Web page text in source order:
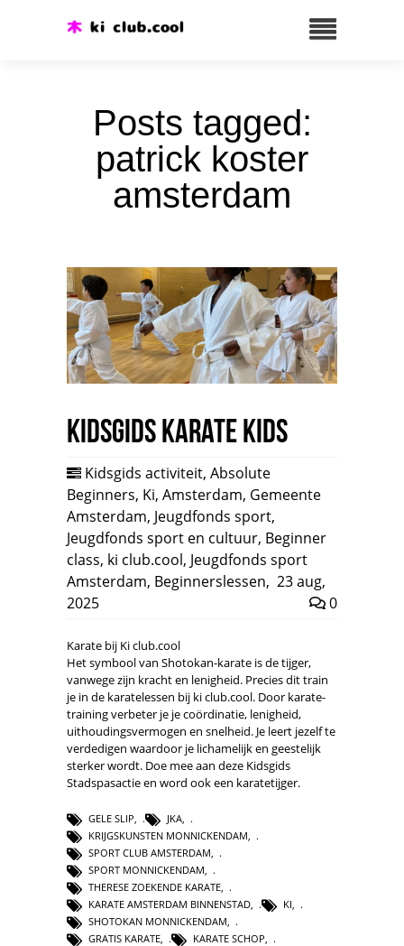
Posts tagged:
patrick koster
amsterdam
Kidsgids Karate Kids
Kidsgids activiteit, Absolute
Beginners, Ki, Amsterdam, Gemeente
Amsterdam, Jeugdfonds sport,
Jeugdfonds sport en cultuur, Beginner
class, ki club.cool, Jeugdfonds sport
Amsterdam, Beginnerslessen, 23 aug,
2025
0
Karate bij Ki club.cool
Het symbool van Shotokan-karate is de tijger,
vanwege zijn kracht en lenigheid. Precies dit train
je in de karatelessen bij ki club.cool. Door karate-
training verbeter je je coördinatie, lenigheid,
uithoudingsvermogen en snelheid. Je leert jezelf te
verdedigen waardoor je lichamelijk en geestelijk
sterker wordt. Doe mee aan deze Kidsgids
Stadspasactie en word ook een karatetijger.
GELE SLIP JKA
KRIJGSKUNSTEN MONNICKENDAM
SPORT CLUB AMSTERDAM
SPORT MONNICKENDAM
THERESE ZOEKENDE KARATE
KARATE AMSTERDAM BINNENSTAD
KI
SHOTOKAN MONNICKENDAM
GRATIS KARATE, KARATE SCHOP,